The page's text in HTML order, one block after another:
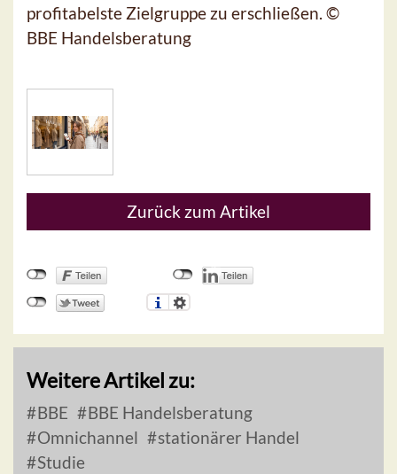
profitabelste Zielgruppe zu erschließen. ©
BBE Handelsberatung
Zurück zum Artikel
Weitere Artikel zu:
BBE
BBE Handelsberatung
Omnichannel
stationärer Handel
Studie